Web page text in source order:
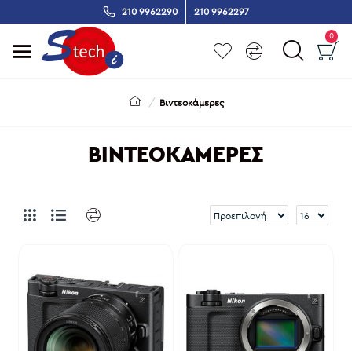
210 9962290 210 9962297
0
Βιντεοκάμερες
ΒΙΝΤΕΟΚΆΜΕΡΕΣ